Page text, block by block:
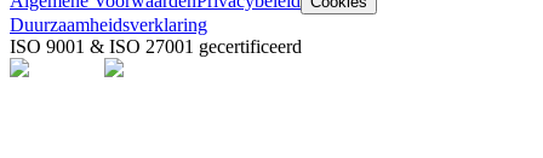
Duurzaamheidsverklaring
ISO 9001 & ISO 27001 gecertificeerd